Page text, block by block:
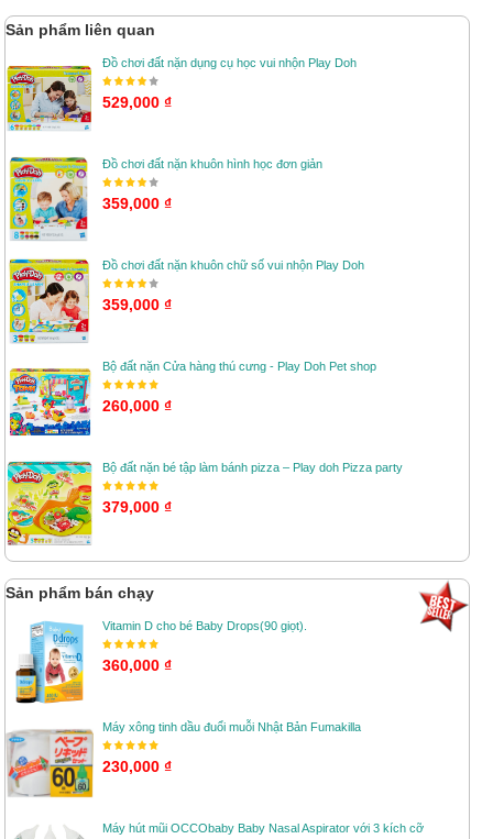
Sản phẩm liên quan
Đồ chơi đất nặn dụng cụ học vui nhộn Play Doh
529,000 ₫
Đồ chơi đất nặn khuôn hình học đơn giản
359,000 ₫
Đồ chơi đất nặn khuôn chữ số vui nhộn Play Doh
359,000 ₫
Bộ đất nặn Cửa hàng thú cưng - Play Doh Pet shop
260,000 ₫
Bộ đất nặn bé tập làm bánh pizza – Play doh Pizza party
379,000 ₫
Sản phẩm bán chạy
Vitamin D cho bé Baby Drops(90 giọt).
360,000 ₫
Máy xông tinh dầu đuổi muỗi Nhật Bản Fumakilla
230,000 ₫
Máy hút mũi OCCObaby Baby Nasal Aspirator với 3 kích cỡ